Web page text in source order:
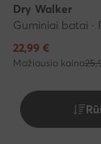
Dry Walker
Guminiai batai ·
Dabartinė kaina
22,99 €
Mažiausia kaina